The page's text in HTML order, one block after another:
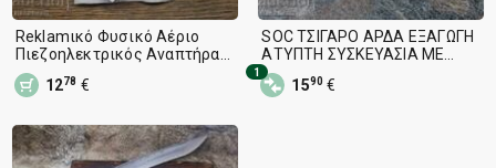
Reklamικό Φυσικό Αέριο
Πιεζοηλεκτρικός Αναπτήρας
Troeber "Marlboro" Flavor Plus
1278 €
SOC ΤΣΙΓΑΡΟ ΑΡΔΑ ΕΞΑΓΩΓΗ
ΑΤΥΠΤΗ ΣΥΣΚΕΥΑΣΙΑ ΜΕ
ΦΙΛΤΡΑ
1590 €
1